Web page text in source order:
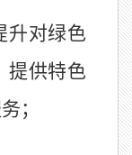
升对绿色
提供特色
；